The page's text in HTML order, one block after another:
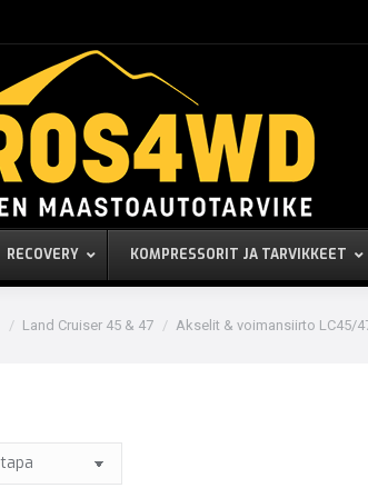
RECOVERY KOMPRESSORIT JA TARVIKKEET
Land Cruiser 45 & 47 Akselit & voimansiirto LC45/